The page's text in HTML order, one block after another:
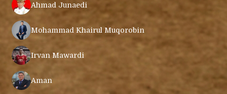
Ahmad Junaedi
Mohammad Khairul Muqorobin
Irvan Mawardi
Aman